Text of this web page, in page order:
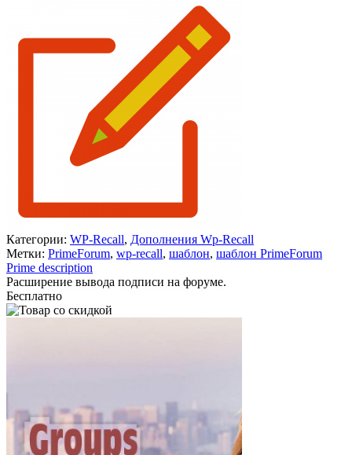
Категории: WP-Recall, Дополнения Wp-Recall
Метки: PrimeForum, wp-recall, шаблон, шаблон PrimeForum
Prime description
Расширение вывода подписи на форуме.
Бесплатно